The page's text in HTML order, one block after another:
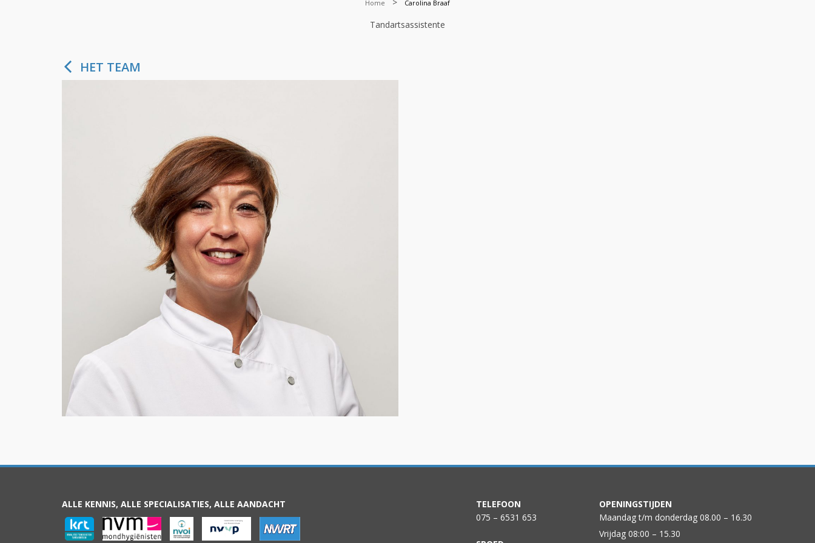
Home Carolina Braaf
Tandartsassistente
HET TEAM
ALLE KENNIS, ALLE SPECIALISATIES, ALLE AANDACHT
TELEFOON
075 – 6531 653
OPENINGSTIJDEN
Maandag t/m donderdag 08.00 – 16.30
Vrijdag 08:00 – 15.30